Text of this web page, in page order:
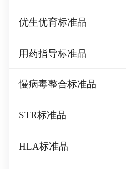
优生优育标准品
用药指导标准品
慢病毒整合标准品
STR标准品
HLA标准品